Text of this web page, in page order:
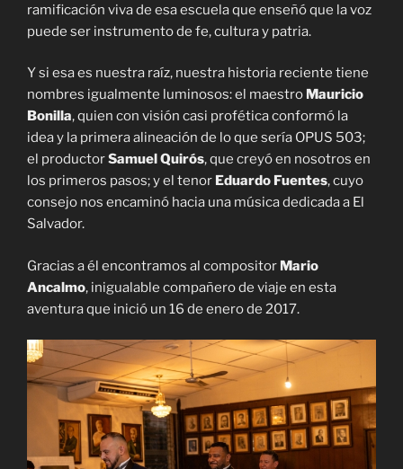
ramificación viva de esa escuela que enseñó que la voz
puede ser instrumento de fe, cultura y patria.
Y si esa es nuestra raíz, nuestra historia reciente tiene
nombres igualmente luminosos: el maestro Mauricio
Bonilla, quien con visión casi profética conformó la
idea y la primera alineación de lo que sería OPUS 503;
el productorSamuel Quirós, que creyó en nosotros en
los primeros pasos; y el tenor Eduardo Fuentes, cuyo
consejo nos encaminó hacia una música dedicada a El
Salvador.
Gracias a él encontramos al compositor Mario
Ancalmo, inigualable compañero de viaje en esta
aventura que inició un 16 de enero de 2017.